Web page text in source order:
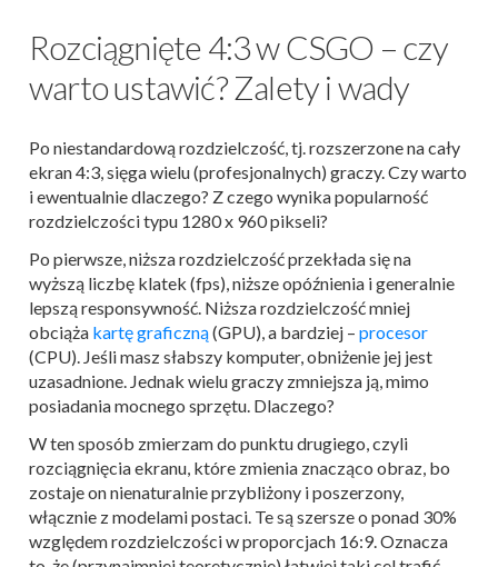
Rozciągnięte 4:3 w CSGO – czy
warto ustawić? Zalety i wady
Po niestandardową rozdzielczość, tj. rozszerzone na cały
ekran 4:3, sięga wielu (profesjonalnych) graczy. Czy warto
i ewentualnie dlaczego? Z czego wynika popularność
rozdzielczości typu 1280 x 960 pikseli?
Po pierwsze, niższa rozdzielczość przekłada się na
wyższą liczbę klatek (fps), niższe opóźnienia i generalnie
lepszą responsywność. Niższa rozdzielczość mniej
obciąża kartę graficzną(GPU), a bardziej – procesor
(CPU). Jeśli masz słabszy komputer, obniżenie jej jest
uzasadnione. Jednak wielu graczy zmniejsza ją, mimo
posiadania mocnego sprzętu. Dlaczego?
W ten sposób zmierzam do punktu drugiego, czyli
rozciągnięcia ekranu, które zmienia znacząco obraz, bo
zostaje on nienaturalnie przybliżony i poszerzony,
włącznie z modelami postaci. Te są szersze o ponad 30%
względem rozdzielczości w proporcjach 16:9. Oznacza